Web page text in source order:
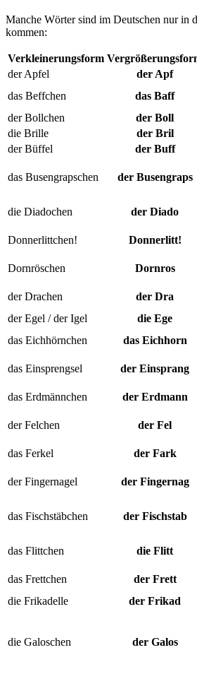
Manche Wörter sind im Deutschen nur in
kommen:
Verkleinerungsform
der Apfel
der Apf
das Beffchen
das Baff
der Bollchen
der Boll
die Brille
der Bril
der Büffel
der Buff
das Busengrapschen der Busengraps
die Diadochen
der Diado
Donnerlittchen!
Donnerlitt!
Dornröschen
Dornros
der Drachen
der Dra
der Egel / der Igel
die Ege
das Eichhörnchen
das Eichhorn
das Einsprengsel
der Einsprang
das Erdmännchen
der Erdmann
der Felchen
der Fel
das Ferkel
der Fark
der Fingernagel
der Fingernag
das Fischstäbchen der Fischstab
das Flittchen
die Flitt
das Frettchen
der Frett
die Frikadelle
der Frikad
die Galoschen der Galos